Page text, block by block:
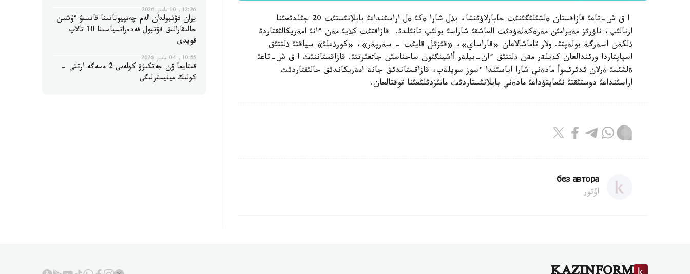
ا ق ش-تاعئ قازاقستان ةلشئلئگئنئث حابارلاؤئنشا، بذل شارا ةكئ ةل اراسئنداعئ بايلانئستئث 20 جئلدئعئنا
ارنالئپ، ناؤرئز مةيرامئن مةرةكةلةؤدئث العاشقئ شاراسئ بولئپ تانئلدئ. قازاقتئث كذيئ مةن ءانئ امةريكالئقتاردئ
ذلكةن اسةرگة بولةپتئ. ولار تاماشالاعان «قاراساي»، «قئزئل قايئث - سةرپةر»، «كورذعلئ» سياقتئ ذلتتئق
اسپاپتاردا ورئندالعان كذيلةر مةن ذلتتئق ءان-بيلةر أاشينگتون ساحناسئن جاثعئرتتئ. قازاقستاننئث ا ق ش-تاعئ
ةلشئسئ ةرلان ئدئرئسوأ مادةني شارا اياسئندا ءسوز سويلةپ، قازاقستاندئق جانة امةريكاندئق حالئقتاردئث
اراسئنداعئ دوستئقتئ نئعايتؤداعئ مادةني بايلانئستاردئث ماثئزدئلئعئنا توقتالعان.
без автора
اۆتور
12:26, 10 مامىر 2026
يران فۋتبولدان الەم چەمپيوناتىنا قاتىسۋ ءۇشىن
حالىقارالىق فۋتبول فەدەراتسياسىنا 10 تالاپ
قويدى
10:55, 04 مامىر 2026
قىتايعا ۇن جەتكىزۋ كولەمى 2 ەسەگە ارتتى -
كولىك مينيسترلىگى